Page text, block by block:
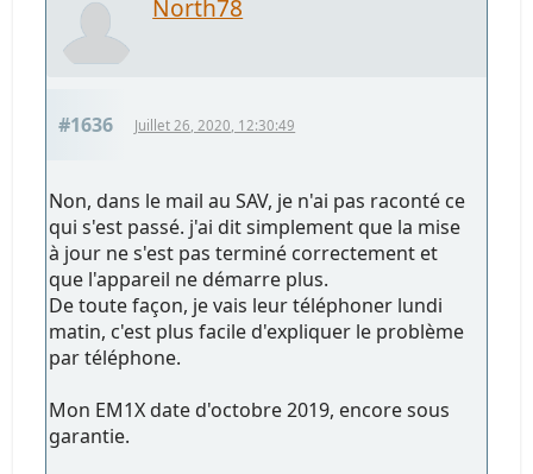
North78
#1636 Juillet 26, 2020, 12:30:49
Non, dans le mail au SAV, je n'ai pas raconté ce
qui s'est passé. j'ai dit simplement que la mise
à jour ne s'est pas terminé correctement et
que l'appareil ne démarre plus.
De toute façon, je vais leur téléphoner lundi
matin, c'est plus facile d'expliquer le problème
par téléphone.
Mon EM1X date d'octobre 2019, encore sous
garantie.